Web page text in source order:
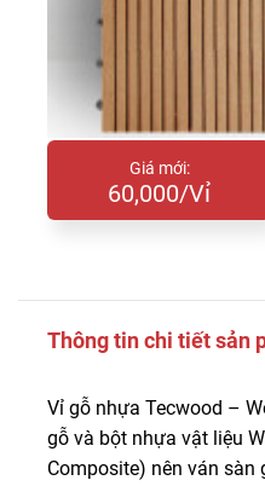
Giá mới:
60,000/Vỉ
Thông tin chi tiết sản
Vỉ gỗ nhựa Tecwood –
gỗ và bột nhựa vật liệu
Composite) nên ván